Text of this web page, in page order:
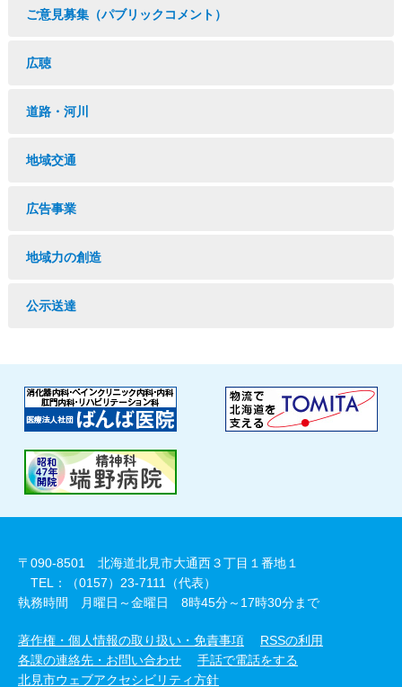
ご意見募集（パブリックコメント）
広聴
道路・河川
地域交通
広告事業
地域力の創造
公示送達
〒090-8501 北海道北見市大通西３丁目１番地１
TEL：（0157）23-7111（代表）
執務時間 月曜日～金曜日 8時45分～17時30分まで
著作権・個人情報の取り扱い・免責事項
RSSの利用
各課の連絡先・お問い合わせ
手話で電話をする
北見市ウェブアクセシビリティ方針